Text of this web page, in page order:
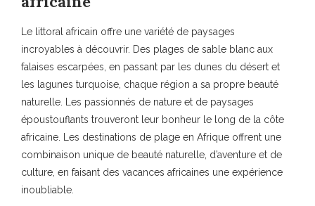
Le littoral africain offre une variété de paysages
incroyables à découvrir. Des plages de sable blanc aux
falaises escarpées, en passant par les dunes du désert et
les lagunes turquoise, chaque région a sa propre beauté
naturelle. Les passionnés de nature et de paysages
époustouflants trouveront leur bonheur le long de la côte
africaine. Les destinations de plage en Afrique offrent une
combinaison unique de beauté naturelle, d’aventure et de
culture, en faisant des vacances africaines une expérience
inoubliable.